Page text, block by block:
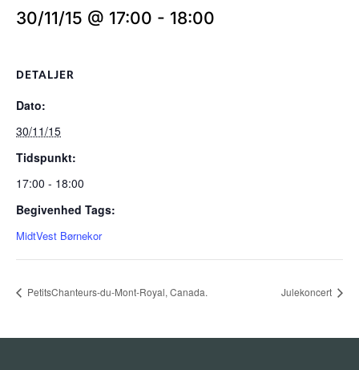
30/11/15 @ 17:00 - 18:00
DETALJER
Dato:
30/11/15
Tidspunkt:
17:00 - 18:00
Begivenhed Tags:
MidtVest Børnekor
PetitsChanteurs-du-Mont-Royal, Canada. Julekoncert